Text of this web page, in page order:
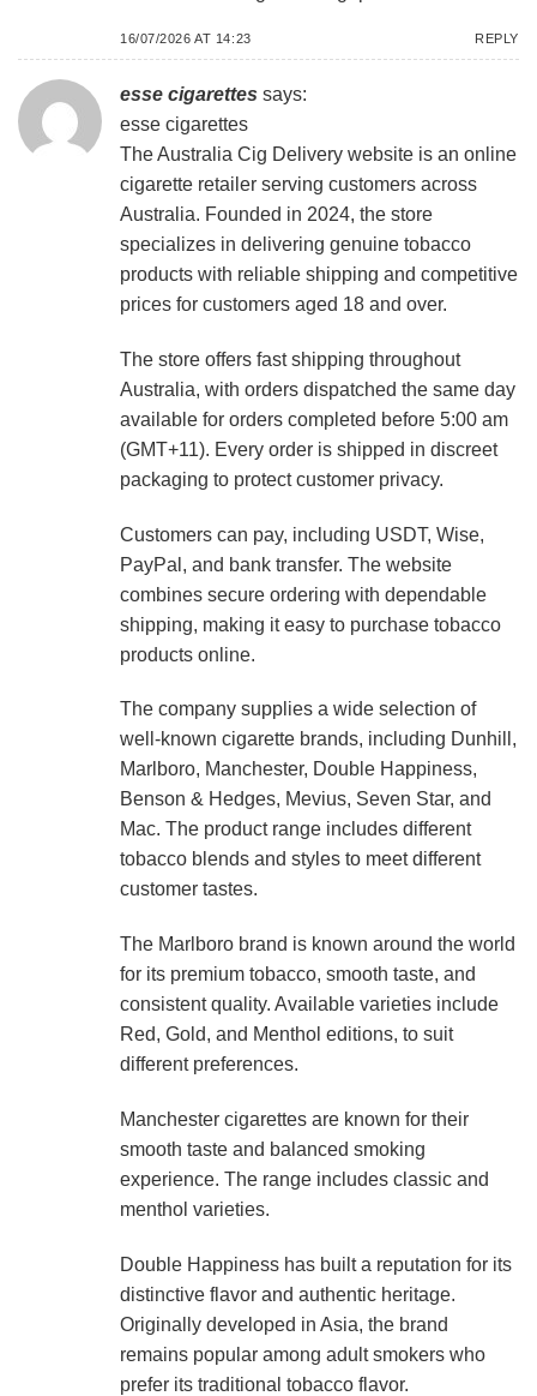
16/07/2026 AT 14:23 REPLY
esse cigarettes says:
esse cigarettes
The Australia Cig Delivery website is an online
cigarette retailer serving customers across
Australia. Founded in 2024, the store
specializes in delivering genuine tobacco
products with reliable shipping and competitive
prices for customers aged 18 and over.
The store offers fast shipping throughout
Australia, with orders dispatched the same day
available for orders completed before 5:00 am
(GMT+11). Every order is shipped in discreet
packaging to protect customer privacy.
Customers can pay, including USDT, Wise,
PayPal, and bank transfer. The website
combines secure ordering with dependable
shipping, making it easy to purchase tobacco
products online.
The company supplies a wide selection of
well-known cigarette brands, including Dunhill,
Marlboro, Manchester, Double Happiness,
Benson & Hedges, Mevius, Seven Star, and
Mac. The product range includes different
tobacco blends and styles to meet different
customer tastes.
The Marlboro brand is known around the world
for its premium tobacco, smooth taste, and
consistent quality. Available varieties include
Red, Gold, and Menthol editions, to suit
different preferences.
Manchester cigarettes are known for their
smooth taste and balanced smoking
experience. The range includes classic and
menthol varieties.
Double Happiness has built a reputation for its
distinctive flavor and authentic heritage.
Originally developed in Asia, the brand
remains popular among adult smokers who
prefer its traditional tobacco flavor.